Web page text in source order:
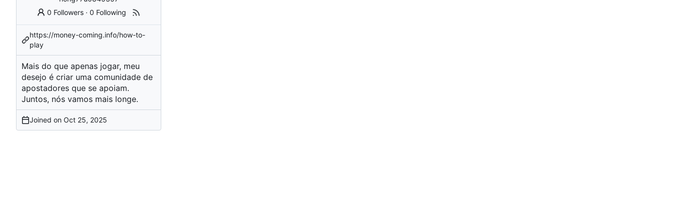
0 Followers ·0 Following
https://money-coming.info/how-to-
play
Mais do que apenas jogar, meu
desejo é criar uma comunidade de
apostadores que se apoiam.
Juntos, nós vamos mais longe.
Joined on